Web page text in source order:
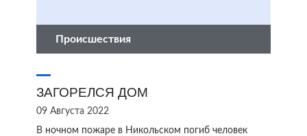
Происшествия
ЗАГОРЕЛСЯ ДОМ
09 Августа 2022
В ночном пожаре в Никольском погиб человек